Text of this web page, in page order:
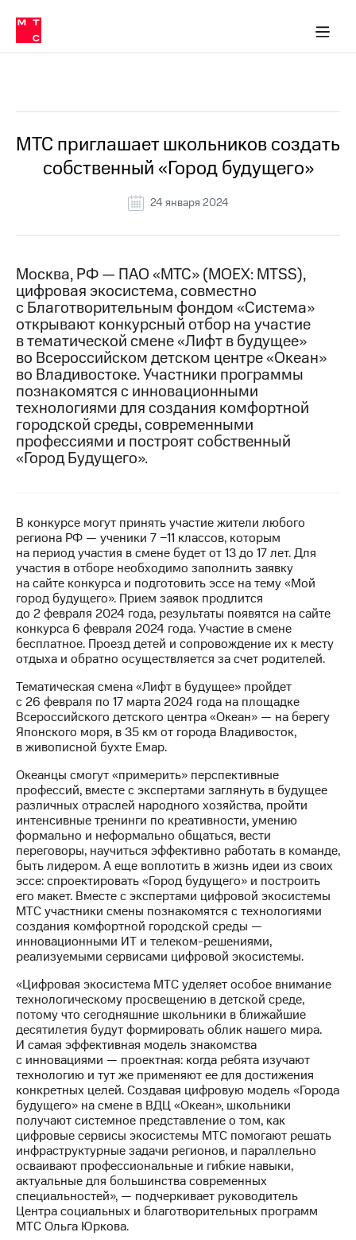
Медиа-центр
и акционерам
Устойчивое развитие
Комплаенс и деловая этика
компании
Карьера
История
компании
информация
Медиа-центр
Пресс-
релизы
МТС
о технологиях
Достижения
Интервью
Финансовая
отчетность
Новости
в
регионе
и акционерам
Корпоративное
управление
Корпоративный
секретарь
Раскрытие
информации
Информация
акционерам
Документы
ПАО
Собрания
акционеров
Личный
кабинет
акционера
Акционерный
капитал
Контроль
и
аудит
Рынок
акций
Программа
приобретения
Порядок
выкупа
акций
Дивиденды
Рынок
облигаций
Описание
Еврооблигации-2023
Уведомление
о
погашении
именных
облигаций
Другое
в МТС
Пресс-
релизы
о технологиях
МТС приглашает школьников создать
собственный «Город будущего»
24 января 2024
Москва, РФ — ПАО «МТС» (MOEX: MTSS),
цифровая экосистема, совместно
с Благотворительным фондом «Система»
открывают конкурсный отбор на участие
в тематической смене «Лифт в будущее»
во Всероссийском детском центре «Океан»
во Владивостоке. Участники программы
познакомятся с инновационными
технологиями для создания комфортной
городской среды, современными
профессиями и построят собственный
«Город Будущего».
В конкурсе могут принять участие жители любого
региона РФ — ученики 7 −11 классов, которым
на период участия в смене будет от 13 до 17 лет. Для
участия в отборе необходимо заполнить заявку
на сайте конкурса и подготовить эссе на тему «Мой
город будущего». Прием заявок продлится
до 2 февраля 2024 года, результаты появятся на сайте
конкурса 6 февраля 2024 года. Участие в смене
бесплатное. Проезд детей и сопровождение их к месту
отдыха и обратно осуществляется за счет родителей.
Тематическая смена «Лифт в будущее» пройдет
с 26 февраля по 17 марта 2024 года на площадке
Всероссийского детского центра «Океан» — на берегу
Японского моря, в 35 км от города Владивосток,
в живописной бухте Емар.
Океанцы смогут «примерить» перспективные
профессий, вместе с экспертами заглянуть в будущее
различных отраслей народного хозяйства, пройти
интенсивные тренинги по креативности, умению
формально и неформально общаться, вести
переговоры, научиться эффективно работать в команде,
быть лидером. А еще воплотить в жизнь идеи из своих
эссе: спроектировать «Город будущего» и построить
его макет. Вместе с экспертами цифровой экосистемы
МТС участники смены познакомятся с технологиями
создания комфортной городской среды —
инновационными ИТ и телеком-решениями,
реализуемыми сервисами цифровой экосистемы.
«Цифровая экосистема МТС уделяет особое внимание
технологическому просвещению в детской среде,
потому что сегодняшние школьники в ближайшие
десятилетия будут формировать облик нашего мира.
И самая эффективная модель знакомства
с инновациями — проектная: когда ребята изучают
технологию и тут же применяют ее для достижения
конкретных целей. Создавая цифровую модель «Города
будущего» на смене в ВДЦ «Океан», школьники
получают системное представление о том, как
цифровые сервисы экосистемы МТС помогают решать
инфраструктурные задачи регионов, и параллельно
осваивают профессиональные и гибкие навыки,
актуальные для большинства современных
специальностей», — подчеркивает руководитель
Центра социальных и благотворительных программ
МТС Ольга Юркова.